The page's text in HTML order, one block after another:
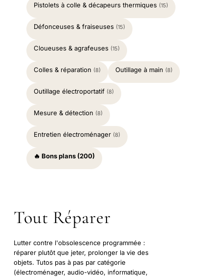
Pistolets à colle & décapeurs thermiques (15)
Défonceuses & fraiseuses (15)
Cloueuses & agrafeuses (15)
Colles & réparation (8) Outillage à main (8)
Outillage électroportatif (8)
Mesure & détection (8)
Entretien électroménager (8)
🔥 Bons plans (200)
Tout Réparer
Lutter contre l'obsolescence programmée :
réparer plutôt que jeter, prolonger la vie des
objets. Tutos pas à pas par catégorie
(électroménager, audio-vidéo, informatique,